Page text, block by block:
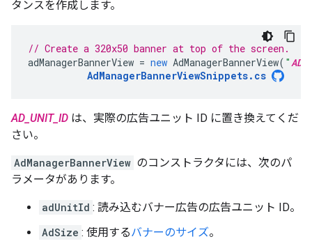
タンスを作成します。
// Create a 320x50 banner at top of the screen.
adManagerBannerView = new AdManagerBannerView( "
AdManagerBannerViewSnippets. cs
AD_UNIT_ID は、実際の広告ユニット ID に置き換えてくだ
さい。
AdManagerBannerView のコンストラクタには、次のパ
ラメータがあります。
adUnitId : 読み込むバナー広告の広告ユニット ID。
AdSize : 使用するバナーのサイズ。